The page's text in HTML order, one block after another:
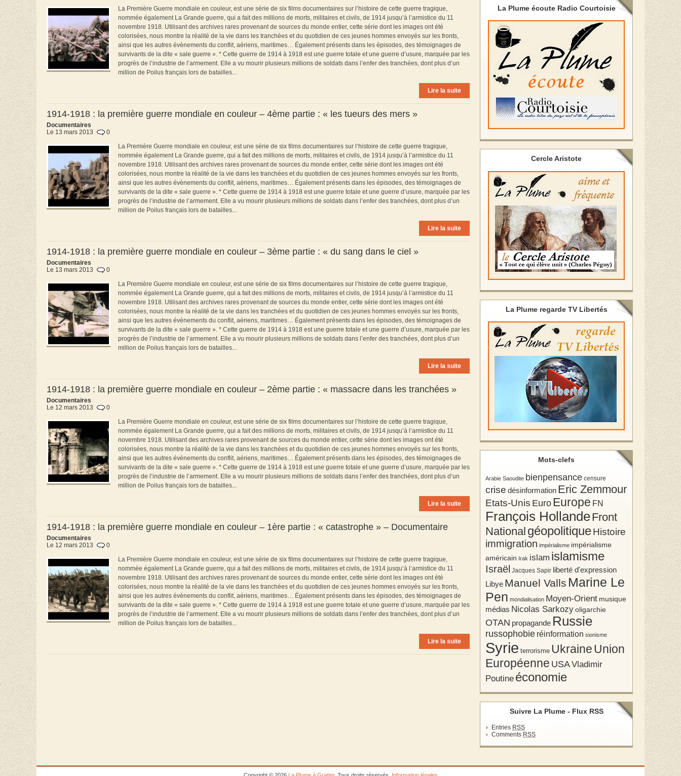
La Première Guerre mondiale en couleur, est une série de six films documentaires sur l’histoire de cette guerre tragique,
nommée également La Grande guerre, qui a fait des millions de morts, militaires et civils, de 1914 jusqu’à l’armistice du 11
novembre 1918. Utilisant des archives rares provenant de sources du monde entier, cette série dont les images ont été
colorisées, nous montre la réalité de la vie dans les tranchées et du quotidien de ces jeunes hommes envoyés sur les fronts,
ainsi que les autres évènements du conflit, aériens, maritimes… Également présents dans les épisodes, des témoignages de
survivants de la dite « sale guerre ». * Cette guerre de 1914 à 1918 est une guerre totale et une guerre d’usure, marquée par les
progrès de l’industrie de l’armement. Elle a vu mourir plusieurs millions de soldats dans l’enfer des tranchées, dont plus d’un
million de Poilus français lors de batailles...
Lire la suite
1914-1918 : la première guerre mondiale en couleur – 4ème partie : « les tueurs des mers »
Documentaires
Le 13 mars 2013
0
La Première Guerre mondiale en couleur, est une série de six films documentaires sur l’histoire de cette guerre tragique,
nommée également La Grande guerre, qui a fait des millions de morts, militaires et civils, de 1914 jusqu’à l’armistice du 11
novembre 1918. Utilisant des archives rares provenant de sources du monde entier, cette série dont les images ont été
colorisées, nous montre la réalité de la vie dans les tranchées et du quotidien de ces jeunes hommes envoyés sur les fronts,
ainsi que les autres évènements du conflit, aériens, maritimes… Également présents dans les épisodes, des témoignages de
survivants de la dite « sale guerre ». * Cette guerre de 1914 à 1918 est une guerre totale et une guerre d’usure, marquée par les
progrès de l’industrie de l’armement. Elle a vu mourir plusieurs millions de soldats dans l’enfer des tranchées, dont plus d’un
million de Poilus français lors de batailles...
Lire la suite
1914-1918 : la première guerre mondiale en couleur – 3ème partie : « du sang dans le ciel »
Documentaires
Le 13 mars 2013
0
La Première Guerre mondiale en couleur, est une série de six films documentaires sur l’histoire de cette guerre tragique,
nommée également La Grande guerre, qui a fait des millions de morts, militaires et civils, de 1914 jusqu’à l’armistice du 11
novembre 1918. Utilisant des archives rares provenant de sources du monde entier, cette série dont les images ont été
colorisées, nous montre la réalité de la vie dans les tranchées et du quotidien de ces jeunes hommes envoyés sur les fronts,
ainsi que les autres évènements du conflit, aériens, maritimes… Également présents dans les épisodes, des témoignages de
survivants de la dite « sale guerre ». * Cette guerre de 1914 à 1918 est une guerre totale et une guerre d’usure, marquée par les
progrès de l’industrie de l’armement. Elle a vu mourir plusieurs millions de soldats dans l’enfer des tranchées, dont plus d’un
million de Poilus français lors de batailles...
Lire la suite
1914-1918 : la première guerre mondiale en couleur – 2ème partie : « massacre dans les tranchées »
Documentaires
Le 12 mars 2013
0
La Première Guerre mondiale en couleur, est une série de six films documentaires sur l’histoire de cette guerre tragique,
nommée également La Grande guerre, qui a fait des millions de morts, militaires et civils, de 1914 jusqu’à l’armistice du 11
novembre 1918. Utilisant des archives rares provenant de sources du monde entier, cette série dont les images ont été
colorisées, nous montre la réalité de la vie dans les tranchées et du quotidien de ces jeunes hommes envoyés sur les fronts,
ainsi que les autres évènements du conflit, aériens, maritimes… Également présents dans les épisodes, des témoignages de
survivants de la dite « sale guerre ». * Cette guerre de 1914 à 1918 est une guerre totale et une guerre d’usure, marquée par les
progrès de l’industrie de l’armement. Elle a vu mourir plusieurs millions de soldats dans l’enfer des tranchées, dont plus d’un
million de Poilus français lors de batailles...
Lire la suite
1914-1918 : la première guerre mondiale en couleur – 1ère partie : « catastrophe » – Documentaire
Documentaires
Le 12 mars 2013
0
La Première Guerre mondiale en couleur, est une série de six films documentaires sur l’histoire de cette guerre tragique,
nommée également La Grande guerre, qui a fait des millions de morts, militaires et civils, de 1914 jusqu’à l’armistice du 11
novembre 1918. Utilisant des archives rares provenant de sources du monde entier, cette série dont les images ont été
colorisées, nous montre la réalité de la vie dans les tranchées et du quotidien de ces jeunes hommes envoyés sur les fronts,
ainsi que les autres évènements du conflit, aériens, maritimes… Également présents dans les épisodes, des témoignages de
survivants de la dite « sale guerre ». * Cette guerre de 1914 à 1918 est une guerre totale et une guerre d’usure, marquée par les
progrès de l’industrie de l’armement. Elle a vu mourir plusieurs millions de soldats dans l’enfer des tranchées, dont plus d’un
million de Poilus français lors de batailles...
Lire la suite
La Plume écoute Radio Courtoisie
Cercle Aristote
La Plume regarde TV Libertés
Mots-clefs
Arabie Saoudite bienpensance censure
crise désinformation Eric Zemmour
Etats-Unis Euro Europe FN
François HollandeFront
National géopolitiqueHistoire
immigration impérialisme impérialisme
américain Irak islam islamisme
Israël Jacques Sapir liberté d'expression
Libye Manuel Valls Marine Le
Pen mondialisation Moyen-Orient musique
médias Nicolas Sarkozyoligarchie
OTAN propagande Russie
russophobie réinformation sionisme
Syrie terrorisme Ukraine Union
Européenne USAVladimir
Poutine économie
Suivre La Plume - Flux RSS
Entries RSS
Comments RSS